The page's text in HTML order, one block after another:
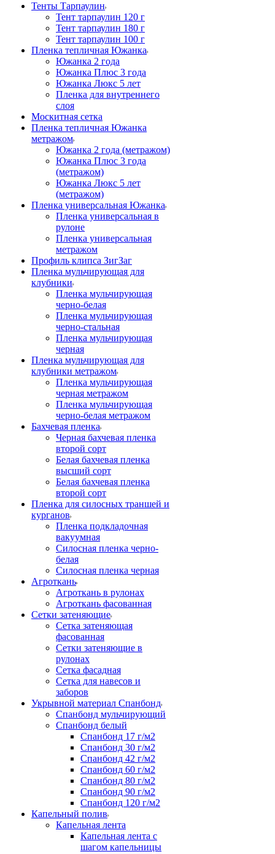
Тенты Тарпаулин
Тент тарпаулин 120 г
Тент тарпаулин 180 г
Тент тарпаулин 100 г
Пленка тепличная Южанка
Южанка 2 года
Южанка Плюс 3 года
Южанка Люкс 5 лет
Пленка для внутреннего
слоя
Москитная сетка
Пленка тепличная Южанка
метражом
Южанка 2 года (метражом)
Южанка Плюс 3 года
(метражом)
Южанка Люкс 5 лет
(метражом)
Пленка универсальная Южанка
Пленка универсальная в
рулоне
Пленка универсальная
метражом
Профиль клипса ЗигЗаг
Пленка мульчирующая для
клубники
Пленка мульчирующая
черно-белая
Пленка мульчирующая
черно-стальная
Пленка мульчирующая
черная
Пленка мульчирующая для
клубники метражом
Пленка мульчирующая
черная метражом
Пленка мульчирующая
черно-белая метражом
Бахчевая пленка
Черная бахчевая пленка
второй сорт
Белая бахчевая пленка
высший сорт
Белая бахчевая пленка
второй сорт
Пленка для силосных траншей и
курганов
Пленка подкладочная
вакуумная
Силосная пленка черно-
белая
Силосная пленка черная
Агроткань
Агроткань в рулонах
Агроткань фасованная
Сетки затеняющие
Сетка затеняющая
фасованная
Сетки затеняющие в
рулонах
Сетка фасадная
Сетка для навесов и
заборов
Укрывной материал Спанбонд
Спанбонд мульчирующий
Спанбонд белый
Спанбонд 17 г/м2
Спанбонд 30 г/м2
Спанбонд 42 г/м2
Спанбонд 60 г/м2
Спанбонд 80 г/м2
Спанбонд 90 г/м2
Спанбонд 120 г/м2
Капельный полив
Капельная лента
Капельная лента с
шагом капельницы